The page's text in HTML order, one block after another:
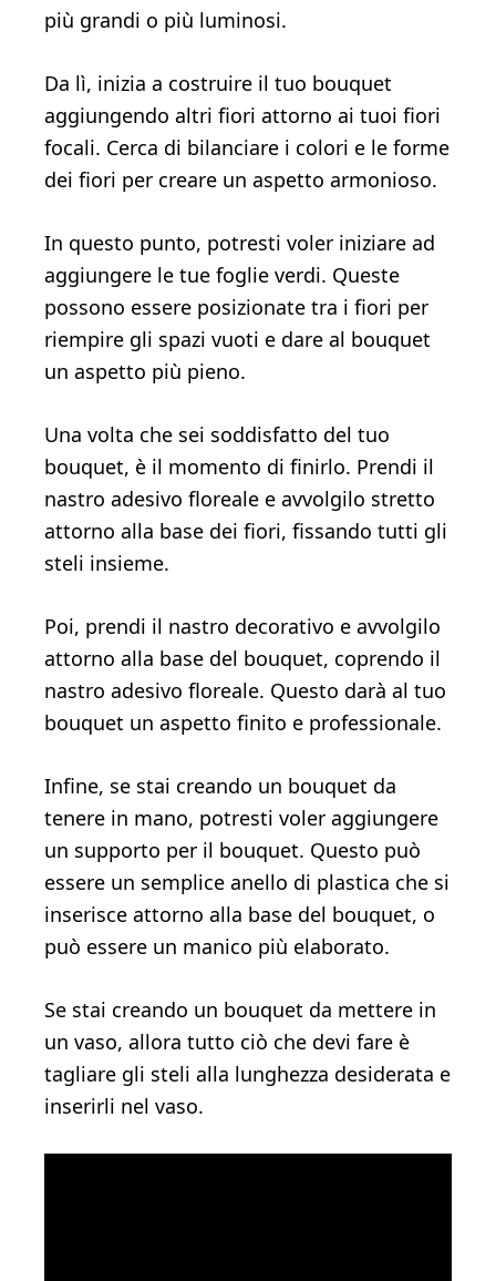
più grandi o più luminosi.
Da lì, inizia a costruire il tuo bouquet
aggiungendo altri fiori attorno ai tuoi fiori
focali. Cerca di bilanciare i colori e le forme
dei fiori per creare un aspetto armonioso.
In questo punto, potresti voler iniziare ad
aggiungere le tue foglie verdi. Queste
possono essere posizionate tra i fiori per
riempire gli spazi vuoti e dare al bouquet
un aspetto più pieno.
Una volta che sei soddisfatto del tuo
bouquet, è il momento di finirlo. Prendi il
nastro adesivo floreale e avvolgilo stretto
attorno alla base dei fiori, fissando tutti gli
steli insieme.
Poi, prendi il nastro decorativo e avvolgilo
attorno alla base del bouquet, coprendo il
nastro adesivo floreale. Questo darà al tuo
bouquet un aspetto finito e professionale.
Infine, se stai creando un bouquet da
tenere in mano, potresti voler aggiungere
un supporto per il bouquet. Questo può
essere un semplice anello di plastica che si
inserisce attorno alla base del bouquet, o
può essere un manico più elaborato.
Se stai creando un bouquet da mettere in
un vaso, allora tutto ciò che devi fare è
tagliare gli steli alla lunghezza desiderata e
inserirli nel vaso.